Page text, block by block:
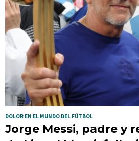
DOLOR EN EL MUNDO DEL FÚTBOL
Jorge Messi, padre y